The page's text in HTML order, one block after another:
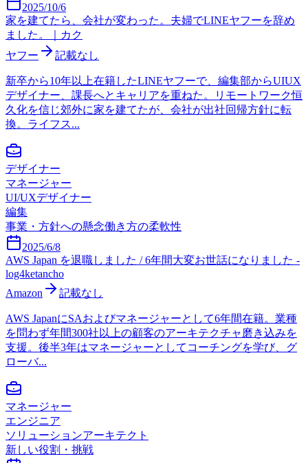
2025/10/6
家を建てたら、会社が変わった。夫婦でLINEヤフーを辞め
ました。｜カク
ヤフー
記載なし
新卒から10年以上在籍したLINEヤフーで、編集部からUIUX
デザイナー、課長へとキャリアを重ねた。リモートワーク恒
久化を信じ郊外に家を建てたが、会社が出社回帰方針に転
換。ライフス...
デザイナー
マネージャー
UI/UXデザイナー
編集
事業・方針への懸念働き方の柔軟性
2025/6/8
AWS Japan を退職しました / 6年間大変お世話になりました -
log4ketancho
Amazon
記載なし
AWS JapanにSAおよびマネージャーとして6年間在籍。業種
を問わず年間300社以上の顧客のアーキテクチャ磨き込みを
支援。後半3年はマネージャーとしてコーチングを学び、グ
ローバ...
マネージャー
エンジニア
ソリューションアーキテクト
新しい役割・挑戦